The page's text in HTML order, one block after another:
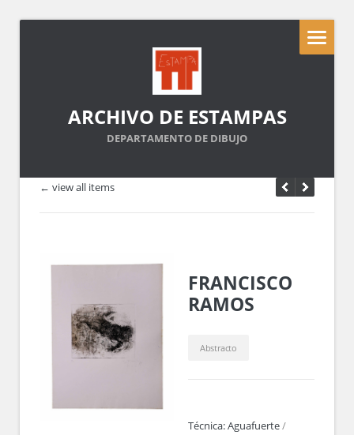
ARCHIVO DE ESTAMPAS
DEPARTAMENTO DE DIBUJO
← view all items
FRANCISCO
RAMOS
Abstracto
Técnica:Aguafuerte/